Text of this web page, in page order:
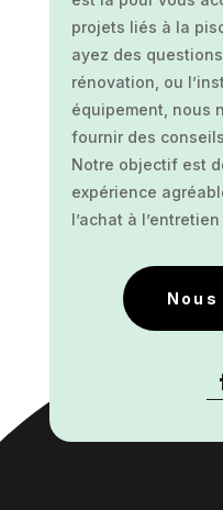
projets liés à la
ayez des
rénovation, ou
équipement, nous
fournir des
Notre objectif est
expérience
l’achat à